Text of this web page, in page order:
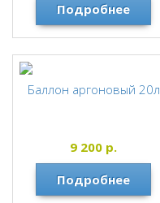
Подробнее
Баллон аргоновый 20л
9 200 р.
Подробнее